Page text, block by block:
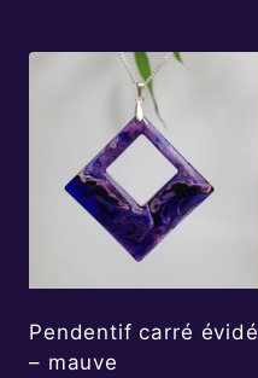
Pendentif carré évidé
– mauve